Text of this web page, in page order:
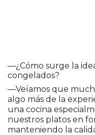
—¿Cómo surge la
congelados?
—Veíamos que
algo más de la
una cocina
nuestros platos en
manteniendo la